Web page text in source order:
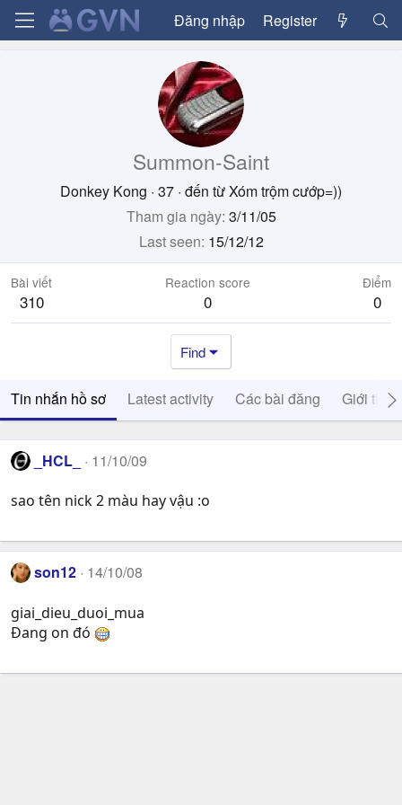
Đăng nhập Register
Summon-Saint
Donkey Kong · 37 · đến từXóm trộm cướp=))
Tham gia ngày 3/11/05
Last seen 15/12/12
Bài viết
310
Reaction score
0
Điểm
0
Find
Tin nhắn hồ sơ Latest activity Các bài đăng Giới thiệu
_HCL_ 11/10/09
sao tên nick 2 màu hay vậu :o
son12 14/10/08
giai_dieu_duoi_mua
Đang on đó